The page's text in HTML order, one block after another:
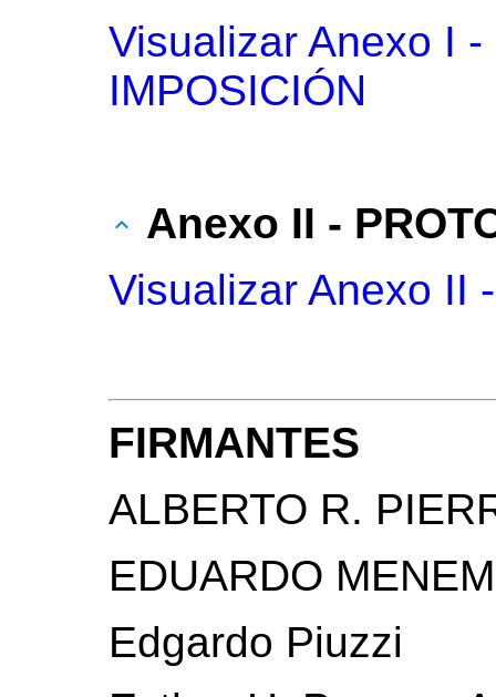
Visualizar Anexo I
IMPOSICIÓN
Anexo II -
Visualizar Anexo II
FIRMANTES
ALBERTO R.
EDUARDO MENEM
Edgardo Piuzzi